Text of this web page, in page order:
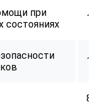
при
состояниях
16
16
8